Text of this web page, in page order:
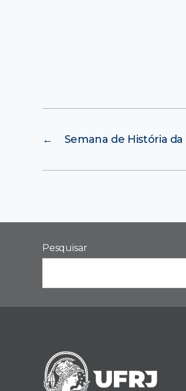
← Semana de História da
Pesquisar